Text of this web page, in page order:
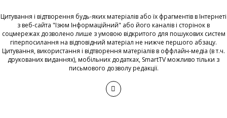
Цитування і відтворення будь-яких матеріалів або їх фрагментів в Інтернеті
з веб-сайта "Ізюм Інформаційний" або його каналів і сторінок в
соцмережах дозволено лише з умовою відкритого для пошукових систем
гіперпосилання на відповідний матеріал не нижче першого абзацу.
Цитування, використання і відтворення матеріалів в оффлайн-медіа (в т.ч.
друкованих виданнях), мобільних додатках, SmartTV можливо тільки з
письмового дозволу редакції.